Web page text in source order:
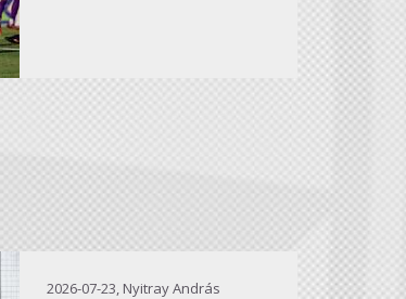
2026-07-23, Nyitray András